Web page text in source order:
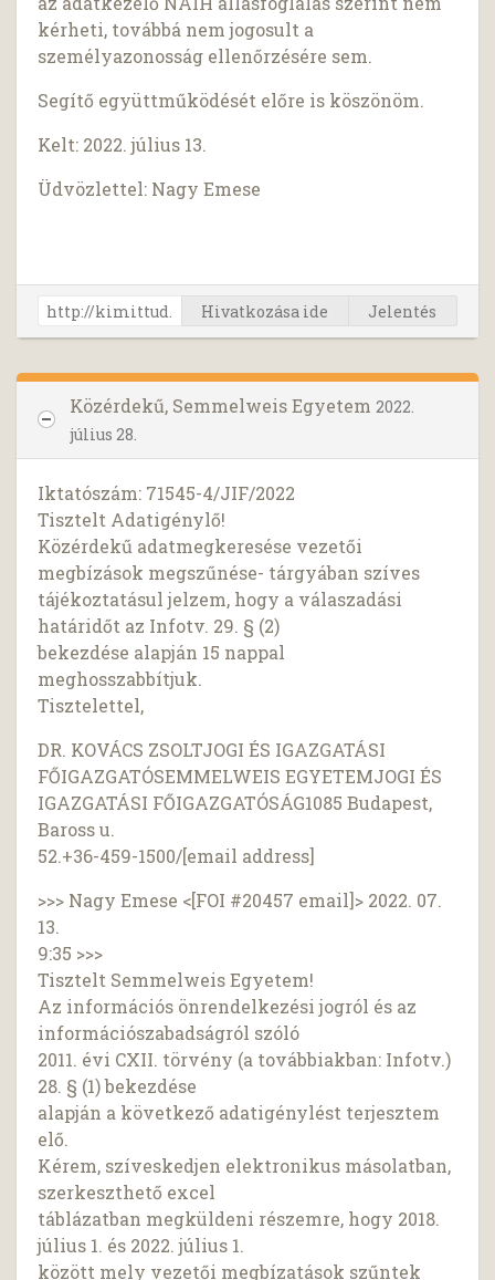
kérheti, továbbá nem jogosult a
személyazonosság ellenőrzésére sem.
Segítő együttműködését előre is köszönöm.
Kelt: 2022. július 13.
Üdvözlettel: Nagy Emese
Hivatkozása ide Jelentés
Közérdekű, Semmelweis Egyetem 2022.
július 28.
Iktatószám: 71545-4/JIF/2022
Tisztelt Adatigénylő!
Közérdekű adatmegkeresése vezetői
megbízások megszűnése- tárgyában szíves
tájékoztatásul jelzem, hogy a válaszadási
határidőt az Infotv. 29. § (2)
bekezdése alapján 15 nappal
meghosszabbítjuk.
Tisztelettel,
DR. KOVÁCS ZSOLTJOGI ÉS IGAZGATÁSI
FŐIGAZGATÓSEMMELWEIS EGYETEMJOGI ÉS
IGAZGATÁSI FŐIGAZGATÓSÁG1085 Budapest,
Baross u.
52.+36-459-1500/[email address]
>>> Nagy Emese <[FOI #20457 email]> 2022. 07.
13.
9:35 >>>
Tisztelt Semmelweis Egyetem!
Az információs önrendelkezési jogról és az
információszabadságról szóló
2011. évi CXII. törvény (a továbbiakban: Infotv.)
28. § (1) bekezdése
alapján a következő adatigénylést terjesztem
elő.
Kérem, szíveskedjen elektronikus másolatban,
szerkeszthető excel
táblázatban megküldeni részemre, hogy 2018.
július 1. és 2022. július 1.
között mely vezetői megbízatások szűntek